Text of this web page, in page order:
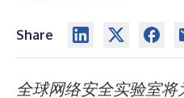
Share
全球网络安全实验室